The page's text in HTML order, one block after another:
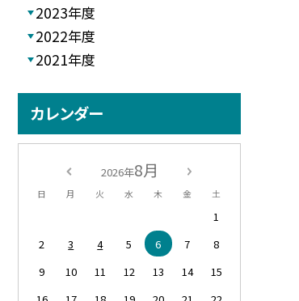
2023年度
2022年度
2021年度
カレンダー
2026年8月
日 月 火 水 木 金 土
1
2
3 4 5 6 7
8
9
10 11 12 13 14
15